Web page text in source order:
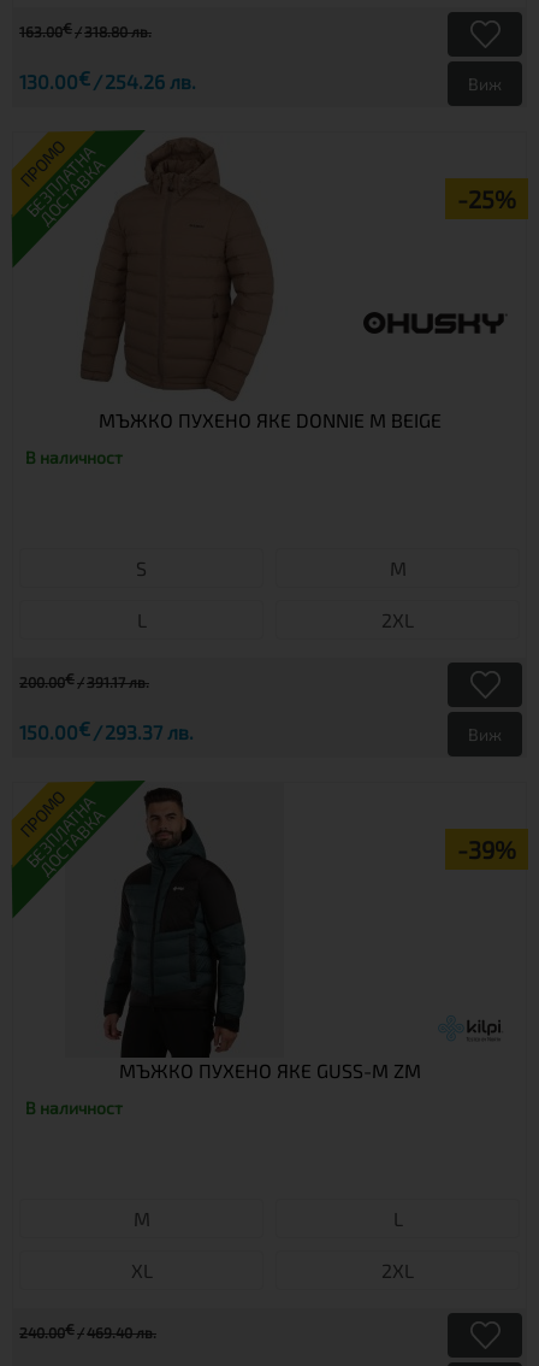
163.00€ 318.80 лв.
130.00€ 254.26 лв. Виж
ПРОМО
-25%
БЕЗПЛАТНА
ДОСТАВКА
МЪЖКО ПУХЕНО ЯКЕ DONNIE M BEIGE
В наличност
S М
L 2XL
200.00€ 391.17 лв.
150.00€ 293.37 лв. Виж
ПРОМО
-39%
БЕЗПЛАТНА
ДОСТАВКА
МЪЖКО ПУХЕНО ЯКЕ GUSS-M ZM
В наличност
М L
XL 2XL
240.00€ 469.40 лв.